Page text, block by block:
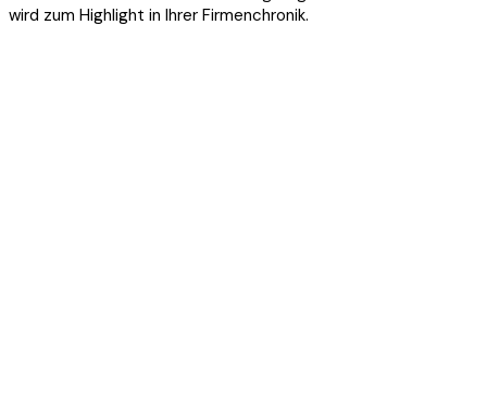
wird zum Highlight in Ihrer Firmenchronik.